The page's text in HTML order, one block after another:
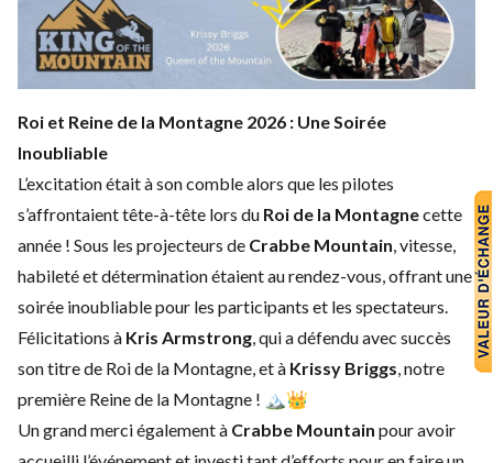
Roi et Reine de la Montagne 2026 : Une Soirée
Inoubliable
L’excitation était à son comble alors que les pilotes
s’affrontaient tête-à-tête lors du Roi de la Montagnecette
année ! Sous les projecteurs de Crabbe Mountain, vitesse,
habileté et détermination étaient au rendez-vous, offrant une
soirée inoubliable pour les participants et les spectateurs.
Félicitations à Kris Armstrong, qui a défendu avec succès
son titre de Roi de la Montagne, et à Krissy Briggs, notre
première Reine de la Montagne ! 🏔️👑
Un grand merci également à Crabbe Mountain pour avoir